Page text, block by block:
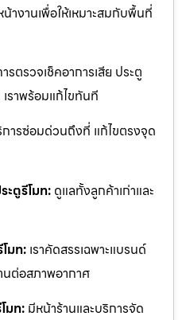
างานเพื่อให้เหมาะสมกับพื้นที่
รตรวจเช็คอาการเสีย ประตู
ราพร้อมแก้ไขทันที
ารซ่อมด่วนถึงที่ แก้ไขตรงจุด
ะตูรีโมท: ดูแลทั้งลูกค้าเก่าและ
มท: เราคัดสรรเฉพาะแบรนด์
ต่อสภาพอากาศ
มท: มีหน้าร้านและบริการจัด